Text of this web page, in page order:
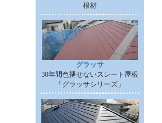
根材
グラッサ
30年間色褪せないスレート屋根
「グラッサシリーズ」